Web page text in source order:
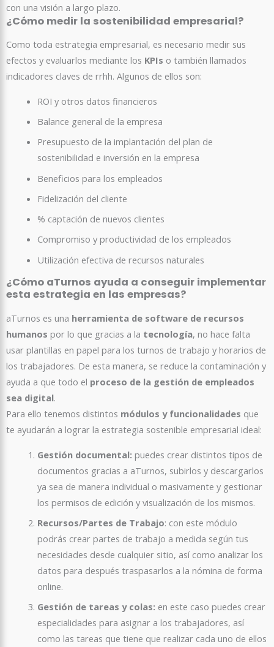
con una visión a largo plazo.
¿Cómo medir la sostenibilidad empresarial?
Como toda estrategia empresarial, es necesario medir sus
efectos y evaluarlos mediante los KPIs o también llamados
indicadores claves de rrhh. Algunos de ellos son:
ROI y otros datos financieros
Balance general de la empresa
Presupuesto de la implantación del plan de
sostenibilidad e inversión en la empresa
Beneficios para los empleados
Fidelización del cliente
% captación de nuevos clientes
Compromiso y productividad de los empleados
Utilización efectiva de recursos naturales
¿Cómo aTurnos ayuda a conseguir implementar
esta estrategia en las empresas?
aTurnos es una herramienta de software de recursos
humanos por lo que gracias a la tecnología, no hace falta
usar plantillas en papel para los turnos de trabajo y horarios de
los trabajadores. De esta manera, se reduce la contaminación y
ayuda a que todo el proceso de la gestión de empleados
sea digital.
Para ello tenemos distintos módulos y funcionalidades que
te ayudarán a lograr la estrategia sostenible empresarial ideal:
Gestión documental:puedes crear distintos tipos de
documentos gracias a aTurnos, subirlos y descargarlos
ya sea de manera individual o masivamente y gestionar
los permisos de edición y visualización de los mismos.
Recursos/Partes de Trabajo: con este módulo
podrás crear partes de trabajo a medida según tus
necesidades desde cualquier sitio, así como analizar los
datos para después traspasarlos a la nómina de forma
online.
Gestión de tareas y colas: en este caso puedes crear
especialidades para asignar a los trabajadores, así
como las tareas que tiene que realizar cada uno de ellos